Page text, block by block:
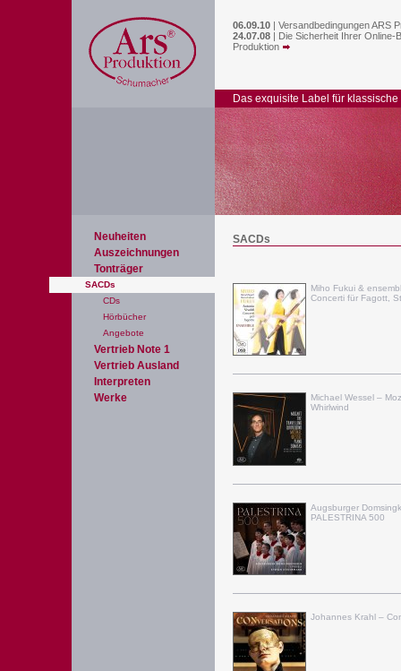
06.09.10 | Versandbedingungen ARS
24.07.08 | Die Sicherheit Ihrer Online-
Produktion
Das exquisite Label für klassische
Neuheiten
Auszeichnungen
Tonträger
SACDs
CDs
Hörbücher
Angebote
Vertrieb Note 1
Vertrieb Ausland
Interpreten
Werke
SACDs
Miho Fukui &
Concerti für Fagott,
Michael Wessel –
Whirlwind
Augsburger
PALESTRINA 500
Johannes Krahl –